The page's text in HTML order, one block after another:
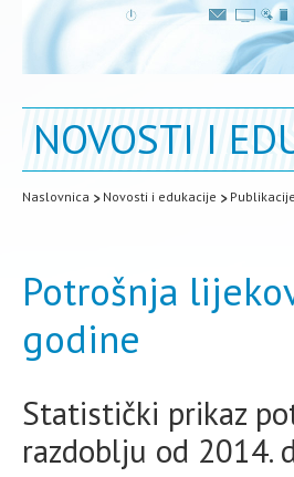
NOVOSTI I
Naslovnica Novosti i edukacije
Potrošnja
godine
Statistički prikaz
razdoblju od 2014.